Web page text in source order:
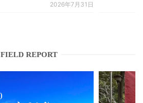
2026年7月31日
FIELD REPORT